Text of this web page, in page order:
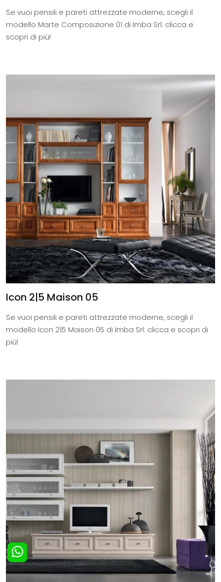
Se vuoi pensili e pareti attrezzate moderne, scegli il
modello Marte Composizione 01 di Imba Srl: clicca e
scopri di più!
Icon 2|5 Maison 05
Se vuoi pensili e pareti attrezzate moderne, scegli il
modello Icon 2|5 Maison 05 di Imba Srl: clicca e scopri di
più!